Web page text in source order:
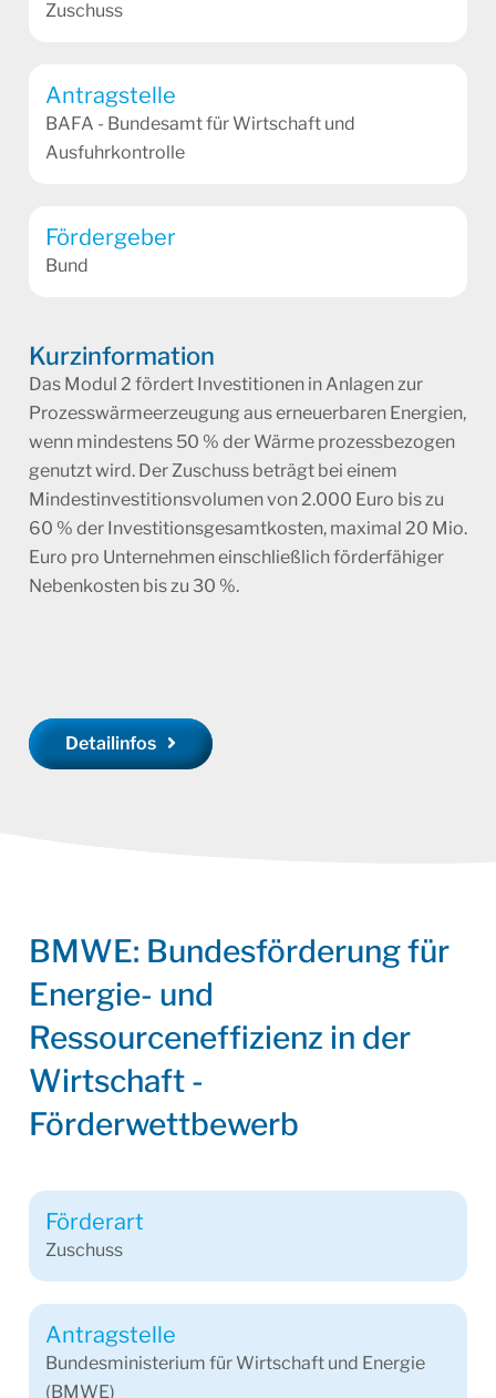
Kurzinformation
Das Modul 2 fördert Investitionen in Anlagen zur
Prozesswärmeerzeugung aus erneuerbaren Energien,
wenn mindestens 50 % der Wärme prozessbezogen
genutzt wird. Der Zuschuss beträgt bei einem
Mindestinvestitionsvolumen von 2.000 Euro bis zu
60 % der Investitionsgesamtkosten, maximal 20 Mio.
Euro pro Unternehmen einschließlich förderfähiger
Nebenkosten bis zu 30 %.
Detailinfos
Zuschuss
Antragstelle
BAFA - Bundesamt für Wirtschaft und
Ausfuhrkontrolle
Fördergeber
Bund
BMWE: Bundesförderung für
Energie- und
Ressourceneffizienz in der
Wirtschaft -
Förderwettbewerb
Förderart
Zuschuss
Antragstelle
Bundesministerium für Wirtschaft und Energie
(BMWE)